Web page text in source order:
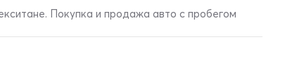
Покупка и продажа авто с пробегом